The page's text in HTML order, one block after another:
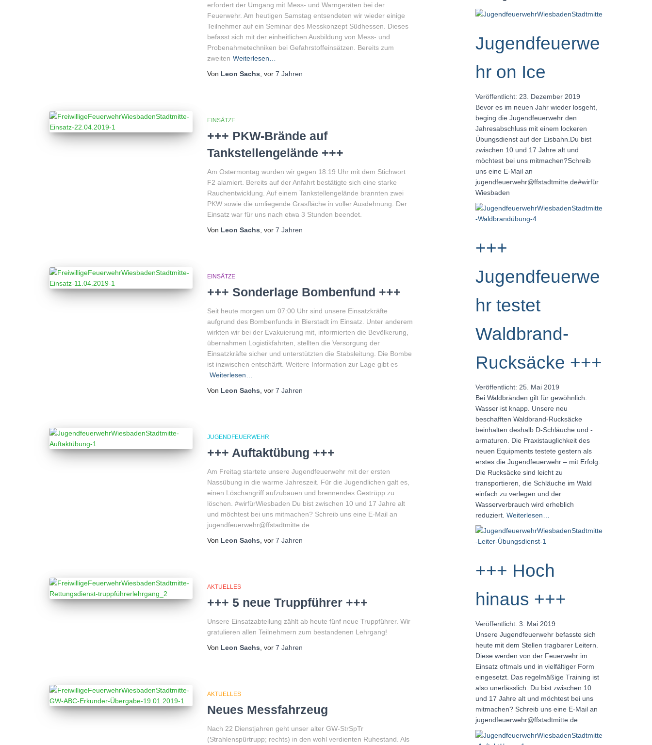
erfordert der Umgang mit Mess- und Warngeräten bei der
Feuerwehr. Am heutigen Samstag entsendeten wir wieder einige
Teilnehmer auf ein Seminar des Messkonzept Südhessen. Dieses
befasst sich mit der einheitlichen Ausbildung von Mess- und
Probenahmetechniken bei Gefahrstoffeinsätzen. Bereits zum
zweiten Weiterlesen…
Von Leon Sachs , vor 7 Jahren
EINSÄTZE
+++ PKW-Brände auf
Tankstellengelände +++
Am Ostermontag wurden wir gegen 18:19 Uhr mit dem Stichwort
F2 alamiert. Bereits auf der Anfahrt bestätigte sich eine starke
Rauchentwicklung. Auf einem Tankstellengelände brannten zwei
PKW sowie die umliegende Grasfläche in voller Ausdehnung. Der
Einsatz war für uns nach etwa 3 Stunden beendet.
Von Leon Sachs , vor 7 Jahren
EINSÄTZE
+++ Sonderlage Bombenfund +++
Seit heute morgen um 07:00 Uhr sind unsere Einsatzkräfte
aufgrund des Bombenfunds in Bierstadt im Einsatz. Unter anderem
wirkten wir bei der Evakuierung mit, informierten die Bevölkerung,
übernahmen Logistikfahrten, stellten die Versorgung der
Einsatzkräfte sicher und unterstützten die Stabsleitung. Die Bombe
ist inzwischen entschärft. Weitere Information zur Lage gibt es
Weiterlesen…
Von Leon Sachs , vor 7 Jahren
JUGENDFEUERWEHR
+++ Auftaktübung +++
Am Freitag startete unsere Jugendfeuerwehr mit der ersten
Nassübung in die warme Jahreszeit. Für die Jugendlichen galt es,
einen Löschangriff aufzubauen und brennendes Gestrüpp zu
löschen. #wirfürWiesbaden Du bist zwischen 10 und 17 Jahre alt
und möchtest bei uns mitmachen? Schreib uns eine E-Mail an
jugendfeuerwehr@ffstadtmitte.de
Von Leon Sachs , vor 7 Jahren
AKTUELLES
+++ 5 neue Truppführer +++
Unsere Einsatzabteilung zählt ab heute fünf neue Truppführer. Wir
gratulieren allen Teilnehmern zum bestandenen Lehrgang!
Von Leon Sachs , vor 7 Jahren
AKTUELLES
Neues Messfahrzeug
Nach 22 Dienstjahren geht unser alter GW-StrSpTr
(Strahlenspürtrupp; rechts) in den wohl verdienten Ruhestand. Als
Jugendfeuerwe
hr on Ice
Veröffentlicht: 23. Dezember 2019
Bevor es im neuen Jahr wieder losgeht,
beging die Jugendfeuerwehr den
Jahresabschluss mit einem lockeren
Übungsdienst auf der Eisbahn.Du bist
zwischen 10 und 17 Jahre alt und
möchtest bei uns mitmachen?Schreib
uns eine E-Mail an
jugendfeuerwehr@ffstadtmitte.de#wirfür
Wiesbaden
+++
Jugendfeuerwe
hr testet
Waldbrand-
Rucksäcke +++
Veröffentlicht: 25. Mai 2019
Bei Waldbränden gilt für gewöhnlich:
Wasser ist knapp. Unsere neu
beschafften Waldbrand-Rucksäcke
beinhalten deshalb D-Schläuche und -
armaturen. Die Praxistauglichkeit des
neuen Equipments testete gestern als
erstes die Jugendfeuerwehr – mit Erfolg.
Die Rucksäcke sind leicht zu
transportieren, die Schläuche im Wald
einfach zu verlegen und der
Wasserverbrauch wird erheblich
reduziert. Weiterlesen…
+++ Hoch
hinaus +++
Veröffentlicht: 3. Mai 2019
Unsere Jugendfeuerwehr befasste sich
heute mit dem Stellen tragbarer Leitern.
Diese werden von der Feuerwehr im
Einsatz oftmals und in vielfältiger Form
eingesetzt. Das regelmäßige Training ist
also unerlässlich. Du bist zwischen 10
und 17 Jahre alt und möchtest bei uns
mitmachen? Schreib uns eine E-Mail an
jugendfeuerwehr@ffstadtmitte.de